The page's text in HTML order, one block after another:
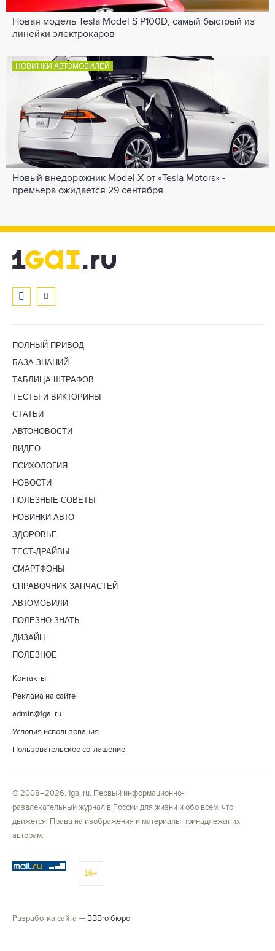
Новая модель Tesla Model S P100D, самый быстрый из
линейки электрокаров
НОВИНКИ АВТОМОБИЛЕЙ
Новый внедорожник Model X от «Tesla Motors» -
премьера ожидается 29 сентября
ПОЛНЫЙ ПРИВОД
БАЗА ЗНАНИЙ
ТАБЛИЦА ШТРАФОВ
ТЕСТЫ И ВИКТОРИНЫ
СТАТЬИ
АВТОНОВОСТИ
ВИДЕО
ПСИХОЛОГИЯ
НОВОСТИ
ПОЛЕЗНЫЕ СОВЕТЫ
НОВИНКИ АВТО
ЗДОРОВЬЕ
ТЕСТ-ДРАЙВЫ
СМАРТФОНЫ
СПРАВОЧНИК ЗАПЧАСТЕЙ
АВТОМОБИЛИ
ПОЛЕЗНО ЗНАТЬ
ДИЗАЙН
ПОЛЕЗНОЕ
Контакты
Реклама на сайте
admin@1gai.ru
Условия использования
Пользовательское соглашение
© 2008–2026. 1gai.ru. Первый информационно-
развлекательный журнал в России для жизни и обо всем, что
движется. Права на изображения и материалы принадлежат их
авторам.
16+
Разработка сайта — BBBro бюро